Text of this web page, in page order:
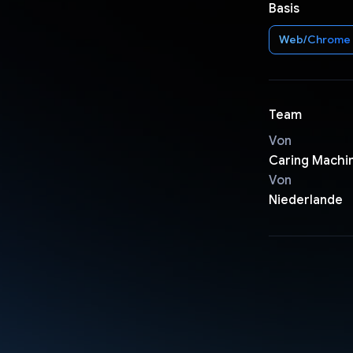
Basis
Web/Chrome
Team
Von
Caring
Von
Niederlande